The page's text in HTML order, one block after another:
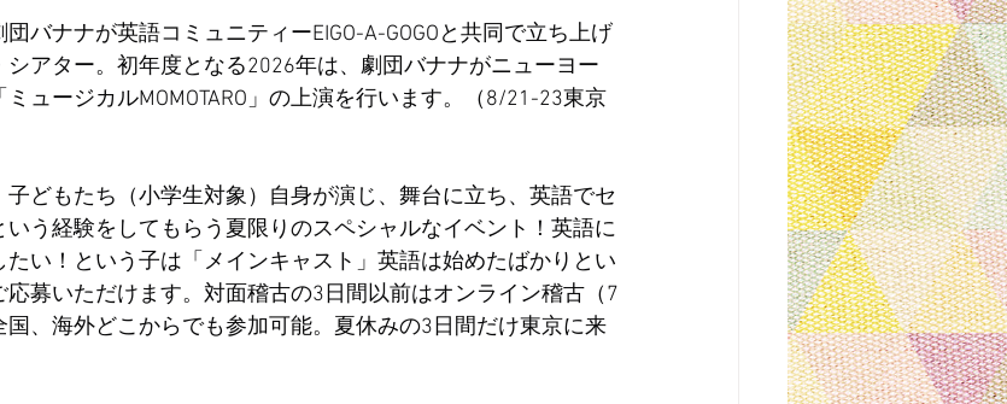
バナナが英語コミュニティーEIGO-A-GOGOと共同で立ち上げ
アター。初年度となる2026年は、劇団バナナがニューヨー
ュージカルMOMOTARO」の上演を行います。（8/21-23東京
どもたち（小学生対象）自身が演じ、舞台に立ち、英語でセ
いう経験をしてもらう夏限りのスペシャルなイベント！英語に
い！という子は「メインキャスト」英語は始めたばかりとい
募いただけます。対面稽古の3日間以前はオンライン稽古（7
、海外どこからでも参加可能。夏休みの3日間だけ東京に来